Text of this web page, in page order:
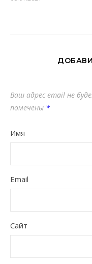
Ваш адрес email не
помечены *
Имя
Email
Сайт